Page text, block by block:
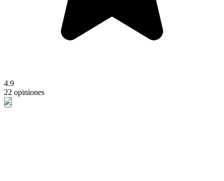
4.9
22 opiniones